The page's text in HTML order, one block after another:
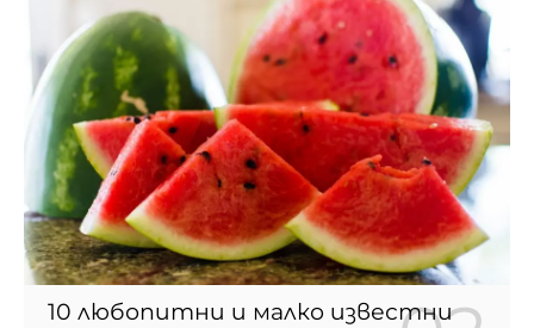
10 любопитни и малко известни